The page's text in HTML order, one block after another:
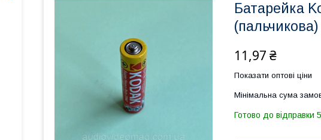
Батарейка
(пальчикова)
11,97 ₴
Показати оптові ціни
Мінімальна сума
Готово до відправки